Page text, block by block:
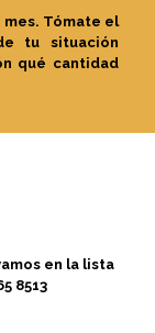
Tómate el
tu situación
qué cantidad
en la lista
8513